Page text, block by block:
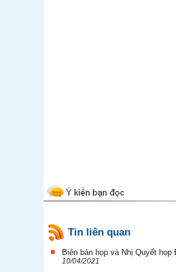
Tin liên quan
Biên bản họp và Nhị Quyết
10/04/2021